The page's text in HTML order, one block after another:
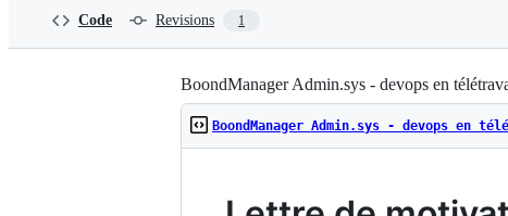
Code Revisions 1
BoondManager Admin.sys - devops en
BoondManager Admin.sys - devops en